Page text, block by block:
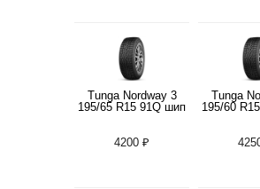
Tunga Nordway 3
195/65 R15 91Q шип
4200 ₽
Tunga
195/60